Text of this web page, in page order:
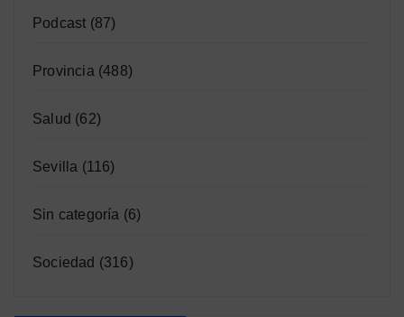
Podcast (87)
Provincia (488)
Salud (62)
Sevilla (116)
Sin categoría (6)
Sociedad (316)